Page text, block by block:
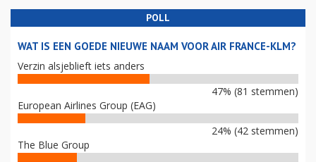
POLL
WAT IS EEN GOEDE NIEUWE NAAM VOOR AIR FRANCE-KLM?
Verzin alsjeblieft iets anders
47% (81 stemmen)
European Airlines Group (EAG)
24% (42 stemmen)
The Blue Group